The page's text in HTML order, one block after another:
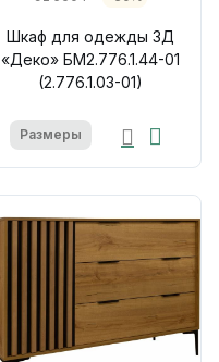
Шкаф для одежды 3Д
«Деко» БМ2.776.1.44-01
(2.776.1.03-01)
Размеры